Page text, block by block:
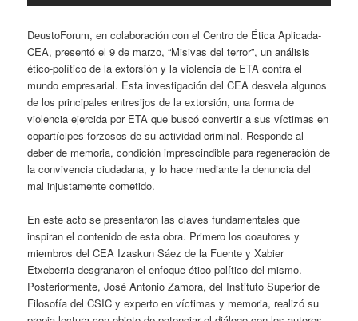
DeustoForum, en colaboración con el Centro de Ética Aplicada-
CEA, presentó el 9 de marzo, “Misivas del terror”, un análisis
ético-político de la extorsión y la violencia de ETA contra el
mundo empresarial. Esta investigación del CEA desvela algunos
de los principales entresijos de la extorsión, una forma de
violencia ejercida por ETA que buscó convertir a sus víctimas en
copartícipes forzosos de su actividad criminal. Responde al
deber de memoria, condición imprescindible para regeneración de
la convivencia ciudadana, y lo hace mediante la denuncia del
mal injustamente cometido.
En este acto se presentaron las claves fundamentales que
inspiran el contenido de esta obra. Primero los coautores y
miembros del CEA Izaskun Sáez de la Fuente y Xabier
Etxeberria desgranaron el enfoque ético-político del mismo.
Posteriormente, José Antonio Zamora, del Instituto Superior de
Filosofía del CSIC y experto en víctimas y memoria, realizó su